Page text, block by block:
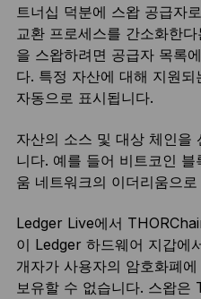
트너십 덕분에 스왑 공급자
교환 프로세스를 간소화한
을 스왑하려면 공급자 목록
다. 특정 자산에 대해 지원
자동으로 표시됩니다.
자산의 소스 및 대상 체인을
니다. 예를 들어 비트코인
움 네트워크의 이더리움으
Ledger Live에서
이 Ledger 하드웨어 지갑에
개자가 사용자의 암호화폐
보유할 수 없습니다. 스왑은